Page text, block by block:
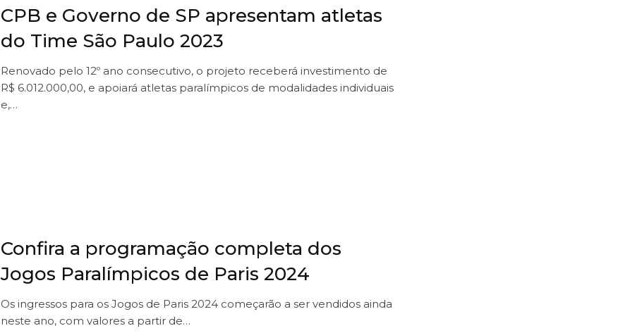
CPB e Governo de SP apresentam atletas
do Time São Paulo 2023
Renovado pelo 12º ano consecutivo, o projeto receberá investimento de
R$ 6.012.000,00, e apoiará atletas paralímpicos de modalidades individuais
e,…
Confira a programação completa dos
Jogos Paralímpicos de Paris 2024
Os ingressos para os Jogos de Paris 2024 começarão a ser vendidos ainda
neste ano, com valores a partir de…